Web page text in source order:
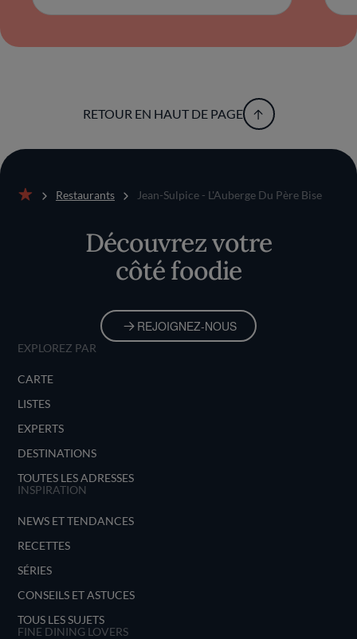
RETOUR EN HAUT DE PAGE
Restaurants Jean-Sulpice - L'Auberge Du Père Bise
Découvrez votre
côté foodie
REJOIGNEZ-NOUS
EXPLOREZ PAR
CARTE
LISTES
EXPERTS
DESTINATIONS
TOUTES LES ADRESSES
INSPIRATION
NEWS ET TENDANCES
RECETTES
SÉRIES
CONSEILS ET ASTUCES
TOUS LES SUJETS
FINE DINING LOVERS